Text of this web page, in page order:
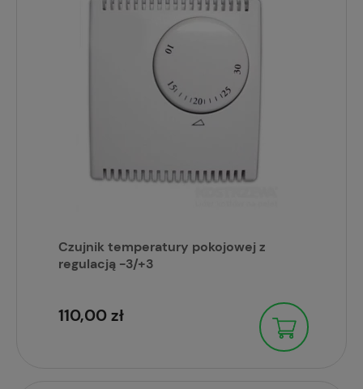
Czujnik temperatury pokojowej z
regulacją -3/+3
110,00 zł